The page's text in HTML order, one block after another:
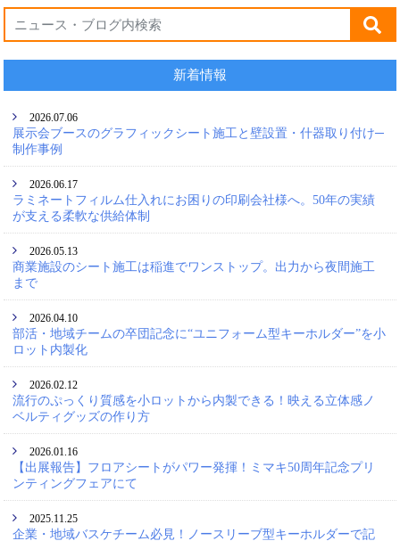
新着情報
2026.07.06
展示会ブースのグラフィックシート施工と壁設置・什器取り付け─
制作事例
2026.06.17
ラミネートフィルム仕入れにお困りの印刷会社様へ。50年の実績
が支える柔軟な供給体制
2026.05.13
商業施設のシート施工は稲進でワンストップ。出力から夜間施工
まで
2026.04.10
部活・地域チームの卒団記念に“ユニフォーム型キーホルダー”を小
ロット内製化
2026.02.12
流行のぷっくり質感を小ロットから内製できる！映える立体感ノ
ベルティグッズの作り方
2026.01.16
【出展報告】フロアシートがパワー発揮！ミマキ50周年記念プリ
ンティングフェアにて
2025.11.25
企業・地域バスケチーム必見！ノースリーブ型キーホルダーで記